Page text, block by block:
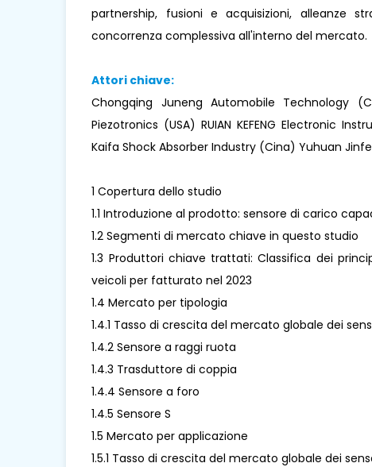
partnership, fusioni e acquisizioni, alleanze
concorrenza complessiva all'interno del mercato.
Attori chiave:
Chongqing Juneng Automobile Technology
Piezotronics (USA) RUIAN KEFENG Electronic
Kaifa Shock Absorber Industry (Cina) Yuhuan
1 Copertura dello studio
1.1 Introduzione al prodotto: sensore di carico
1.2 Segmenti di mercato chiave in questo studio
1.3 Produttori chiave trattati: Classifica dei
veicoli per fatturato nel 2023
1.4 Mercato per tipologia
1.4.1 Tasso di crescita del mercato globale dei
1.4.2 Sensore a raggi ruota
1.4.3 Trasduttore di coppia
1.4.4 Sensore a foro
1.4.5 Sensore S
1.5 Mercato per applicazione
1.5.1 Tasso di crescita del mercato globale dei